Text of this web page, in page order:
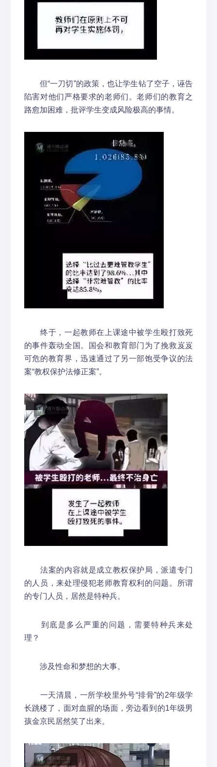
但“一刀切”的政策，也让学生钻了空子，诬告
陷害对他们严格要求的老师们。老师们的教育之
路愈加困难，批评学生变成风险极高的事情。
终于，一起教师在上课途中被学生殴打致死
的事件轰动全国。国会和教育部门为了挽救岌岌
可危的教育界，迅速通过了另一部饱受争议的法
案“教权保护法修正案”。
法案的内容就是成立教权保护局，派遣专门
的人员，来处理侵犯老师教育权利的问题。所谓
的专门人员，居然是特种兵。
到底是多么严重的问题，需要特种兵来处
理？
涉及性命和梦想的大事。
一天清晨，一所学校里外号“排骨”的2年级学
长跳楼了，面对血腥的场面，旁边看到的1年级男
孩金京民居然笑了出来。